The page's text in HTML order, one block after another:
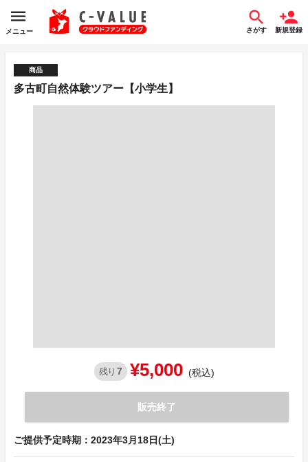
メニュー さがす 新規登録
商品
多古町自然体験ツアー【小学生】
残り 7 ¥5,000 (税込)
販売終了
ご提供予定時期：2023年3月18日(土)